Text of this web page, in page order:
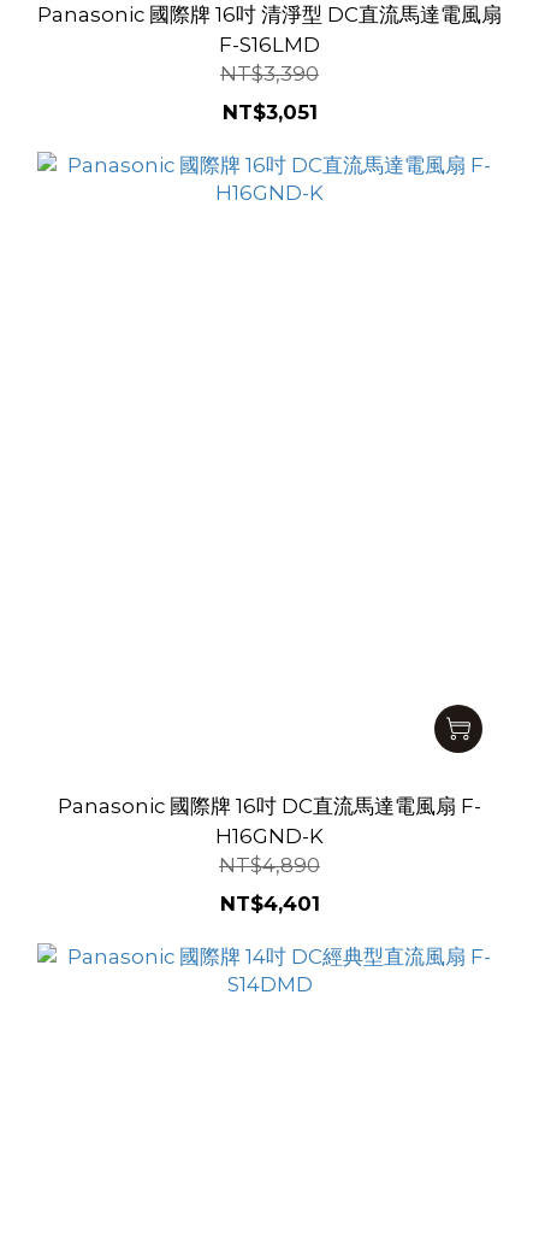
Panasonic 國際牌 16吋 清淨型 DC直流馬達電風扇
F-S16LMD
NT$3,390
NT$3,051
Panasonic 國際牌 16吋 DC直流馬達電風扇 F-
H16GND-K
NT$4,890
NT$4,401